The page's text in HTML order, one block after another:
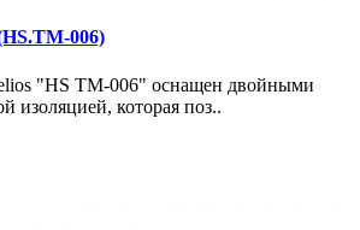
006)
"HS TM-006" оснащен двойными
изоляцией, которая поз..